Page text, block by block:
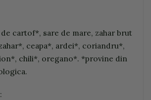
cartof*, sare de mare, zahar brut
ceapa*, ardei*, coriandru*,
chili*, oregano*. *provine din